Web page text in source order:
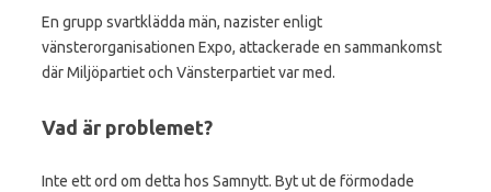
En grupp svartklädda män, nazister enligt
vänsterorganisationen Expo, attackerade en sammankomst
där Miljöpartiet och Vänsterpartiet var med.
Vad är problemet?
Inte ett ord om detta hos Samnytt. Byt ut de förmodade